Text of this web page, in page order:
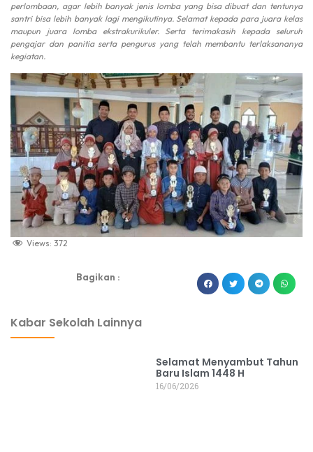
perlombaan, agar lebih banyak jenis lomba yang bisa dibuat dan tentunya
santri bisa lebih banyak lagi mengikutinya. Selamat kepada para juara kelas
maupun juara lomba ekstrakurikuler. Serta terimakasih kepada seluruh
pengajar dan panitia serta pengurus yang telah membantu terlaksananya
kegiatan.
Views: 372
Bagikan :
Kabar Sekolah Lainnya
Selamat Menyambut Tahun
Baru Islam 1448 H
16/06/2026